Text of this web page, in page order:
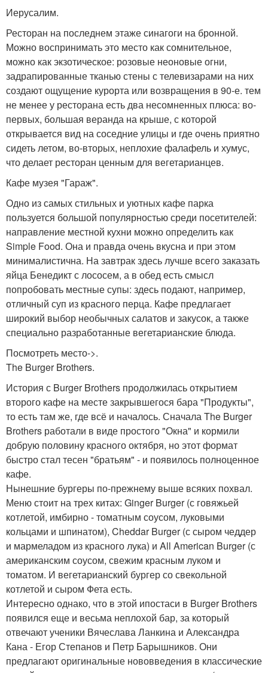
Иерусалим.
Ресторан на последнем этаже синагоги на бронной.
Можно воспринимать это место как сомнительное,
можно как экзотическое: розовые неоновые огни,
задрапированные тканью стены с телевизарами на них
создают ощущение курорта или возвращения в 90-е. тем
не менее у ресторана есть два несомненных плюса: во-
первых, большая веранда на крыше, с которой
открывается вид на соседние улицы и где очень приятно
сидеть летом, во-вторых, неплохие фалафель и хумус,
что делает ресторан ценным для вегетарианцев.
Кафе музея "Гараж".
Одно из самых стильных и уютных кафе парка
пользуется большой популярностью среди посетителей:
направление местной кухни можно определить как
Simple Food. Она и правда очень вкусна и при этом
минималистична. На завтрак здесь лучше всего заказать
яйца Бенедикт с лососем, а в обед есть смысл
попробовать местные супы: здесь подают, например,
отличный суп из красного перца. Кафе предлагает
широкий выбор необычных салатов и закусок, а также
специально разработанные вегетарианские блюда.
Посмотреть место->.
The Burger Brothers.
История с Burger Brothers продолжилась открытием
второго кафе на месте закрывшегося бара "Продукты",
то есть там же, где всё и началось. Сначала The Burger
Brothers работали в виде простого "Окна" и кормили
добрую половину красного октября, но этот формат
быстро стал тесен "братьям" - и появилось полноценное
кафе.
Нынешние бургеры по-прежнему выше всяких похвал.
Меню стоит на трех китах: Ginger Burger (с говяжьей
котлетой, имбирно - томатным соусом, луковыми
кольцами и шпинатом), Cheddar Burger (с сыром чеддер
и мармеладом из красного лука) и All American Burger (с
американским соусом, свежим красным луком и
томатом. И вегетарианский бургер со свекольной
котлетой и сыром Фета есть.
Интересно однако, что в этой ипостаси в Burger Brothers
появился еще и весьма неплохой бар, за который
отвечают ученики Вячеслава Ланкина и Александра
Кана - Егор Степанов и Петр Барышников. Они
предлагают оригинальные нововведения в классические